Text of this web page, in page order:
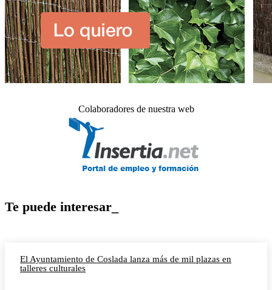
Colaboradores de nuestra web
Te puede interesar_
El Ayuntamiento de Coslada lanza más de mil plazas en
talleres culturales